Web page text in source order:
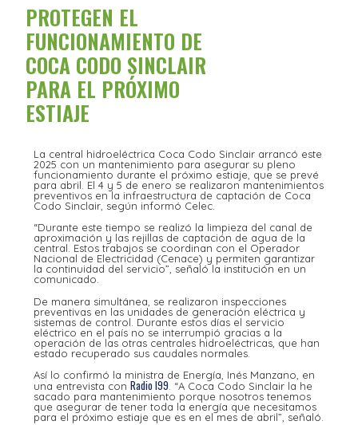
PROTEGEN EL
FUNCIONAMIENTO DE
COCA CODO SINCLAIR
PARA EL PRÓXIMO
ESTIAJE
La central hidroeléctrica Coca Codo Sinclair arrancó este
2025 con un mantenimiento para asegurar su pleno
funcionamiento durante el próximo estiaje, que se prevé
para abril. El 4 y 5 de enero se realizaron mantenimientos
preventivos en la infraestructura de captación de Coca
Codo Sinclair, según informó Celec.
“Durante este tiempo se realizó la limpieza del canal de
aproximación y las rejillas de captación de agua de la
central. Estos trabajos se coordinan con el Operador
Nacional de Electricidad (Cenace) y permiten garantizar
la continuidad del servicio”, señaló la institución en un
comunicado.
De manera simultánea, se realizaron inspecciones
preventivas en las unidades de generación eléctrica y
sistemas de control. Durante estos días el servicio
eléctrico en el país no se interrumpió gracias a la
operación de las otras centrales hidroeléctricas, que han
estado recuperado sus caudales normales.
Así lo confirmó la ministra de Energía, Inés Manzano, en
una entrevista con Radio I99 . “A Coca Codo Sinclair la he
sacado para mantenimiento porque nosotros tenemos
que asegurar de tener toda la energía que necesitamos
para el próximo estiaje que es en el mes de abril”, señaló.